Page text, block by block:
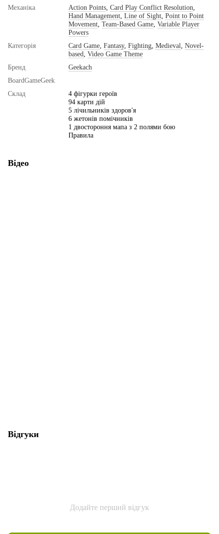
Механіка Action Points Card Play Conflict Resolution
Hand Management Line of Sight Point to Point
Movement Team-Based Game Variable Player
Powers
Категорія
Card Game Fantasy, Fighting Medieval Novel-
based Video Game Theme
Бренд
Geekach
BoardGameGeek
Склад
4 фігурки героїв
94 карти дій
5 лічильників здоров'я
6 жетонів помічників
1 двостороння мапа з 2 полями бою
Правила
Відео
Відгуки
Додайте перший відгук